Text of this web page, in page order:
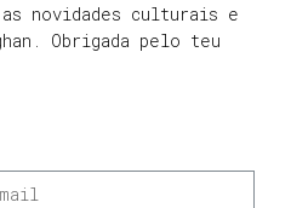
novidades culturais e
Obrigada pelo teu